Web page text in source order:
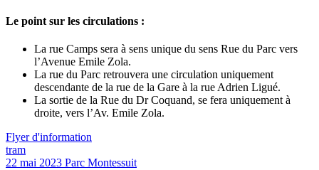
Le point sur les circulations :
La rue Camps sera à sens unique du sens Rue du Parc vers
l’Avenue Emile Zola.
La rue du Parc retrouvera une circulation uniquement
descendante de la rue de la Gare à la rue Adrien Ligué.
La sortie de la Rue du Dr Coquand, se fera uniquement à
droite, vers l’Av. Emile Zola.
Flyer d'information
tram
22 mai 2023 Parc Montessuit